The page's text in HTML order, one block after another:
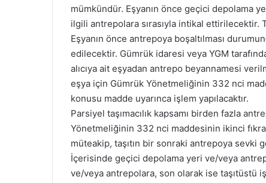
mümkündür. Eşyanın önce geçici depolama
ilgili antrepolara sırasıyla intikal
Eşyanın önce antrepoya boşaltılması
edilecektir. Gümrük idaresi veya YGM
alıcıya ait eşyadan antrepo beyannamesi
eşya için Gümrük Yönetmeliğinin 332 nci
konusu madde uyarınca işlem yapılacaktır.
Parsiyel taşımacılık kapsamı birden fazla
Yönetmeliğinin 332 nci maddesinin ikinci
müteakip, taşıtın bir sonraki antrepoya sevki
İçerisinde geçici depolama yeri ve/veya
ve/veya antrepolara, son olarak ise taşıtüstü